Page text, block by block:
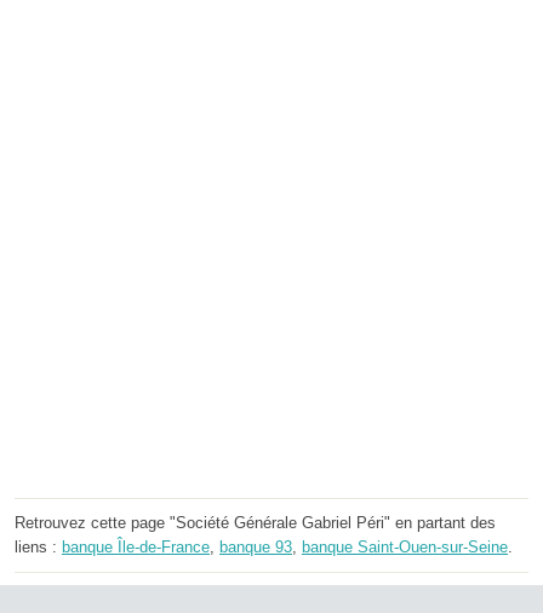
Retrouvez cette page "Société Générale Gabriel Péri" en partant des
liens : banque Île-de-France, banque 93, banque Saint-Ouen-sur-Seine.